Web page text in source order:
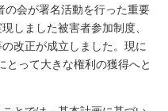
会が署名活動を行った重要
しました被害者参加制度、
改正が成立しました。現に
とって大きな権利の獲得へと